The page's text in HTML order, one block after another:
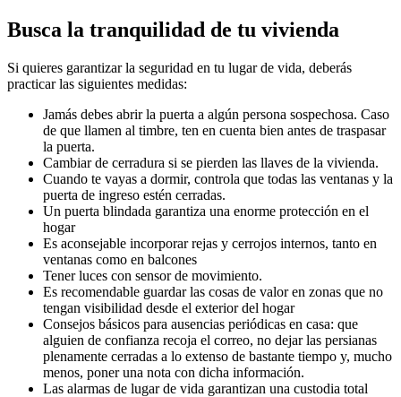
Busca la tranquilidad de tu vivienda
Si quieres garantizar la seguridad en tu lugar de vida, deberás
practicar las siguientes medidas:
Jamás debes abrir la puerta a algún persona sospechosa. Caso
de que llamen al timbre, ten en cuenta bien antes de traspasar
la puerta.
Cambiar de cerradura si se pierden las llaves de la vivienda.
Cuando te vayas a dormir, controla que todas las ventanas y la
puerta de ingreso estén cerradas.
Un puerta blindada garantiza una enorme protección en el
hogar
Es aconsejable incorporar rejas y cerrojos internos, tanto en
ventanas como en balcones
Tener luces con sensor de movimiento.
Es recomendable guardar las cosas de valor en zonas que no
tengan visibilidad desde el exterior del hogar
Consejos básicos para ausencias periódicas en casa: que
alguien de confianza recoja el correo, no dejar las persianas
plenamente cerradas a lo extenso de bastante tiempo y, mucho
menos, poner una nota con dicha información.
Las alarmas de lugar de vida garantizan una custodia total